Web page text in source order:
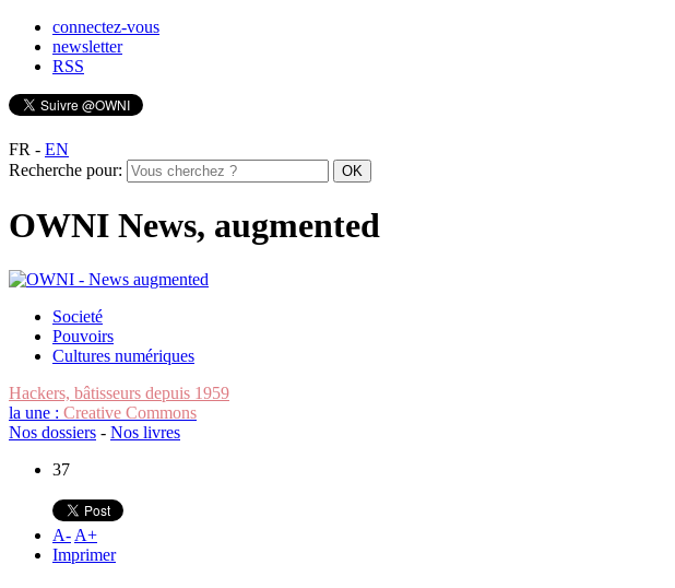
connectez-vous
newsletter
RSS
FR - EN
Recherche pour:
OWNI News, augmented
Societé
Pouvoirs
Cultures numériques
Hackers, bâtisseurs depuis 1959
la une : Creative Commons
Nos dossiers - Nos livres
37
A- A+
Imprimer